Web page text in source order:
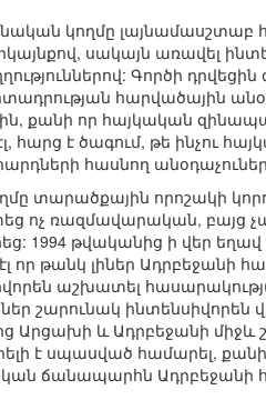
կողմը
սակայն առավել
Գործի
հարվածային
քանի որ հայկական
հարց է ծագում, թե ինչու
հասնող անօդաչուներ
կողմը տարածքային
ոչ ռազմավարական, բայց
1994 թվականից ի վեր
որ թանկ լիներ Ադրբեջանի
աշխատել
շարունակ
Արցախի և Ադրբեջանի
է սպասված համարել,
ճանապարհն Ադրբեջանի